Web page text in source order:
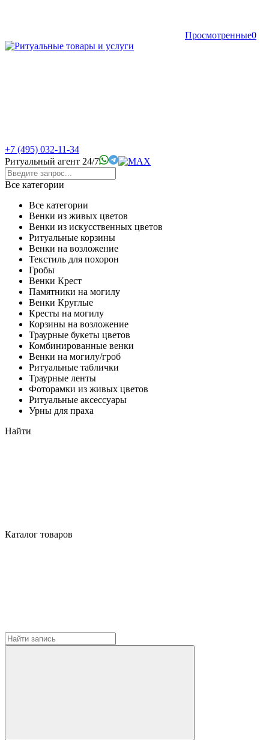
Просмотренные0
+7 (495) 032-11-34
Ритуальный агент 24/7
Все категории
Все категории
Венки из живых цветов
Венки из искусственных цветов
Ритуальные корзины
Венки на возложение
Текстиль для похорон
Гробы
Венки Крест
Памятники на могилу
Венки Круглые
Кресты на могилу
Корзины на возложение
Траурные букеты цветов
Комбинированные венки
Венки на могилу/гроб
Ритуальные таблички
Траурные ленты
Фоторамки из живых цветов
Ритуальные аксессуары
Урны для праха
Найти
Каталог товаров